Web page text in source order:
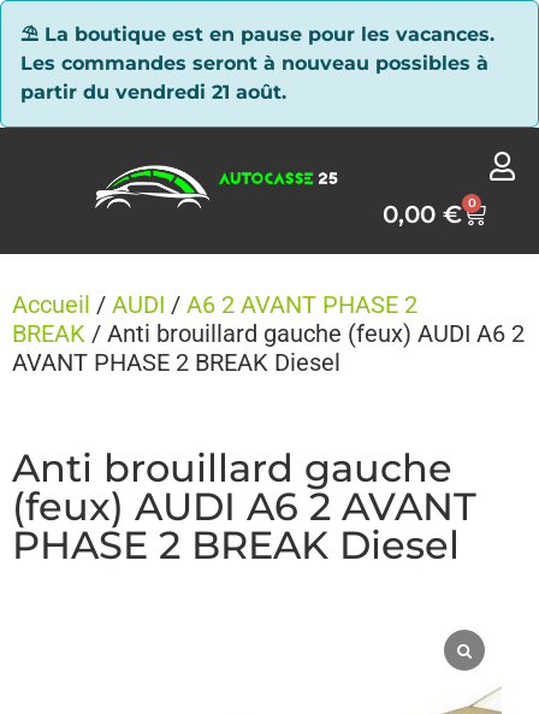
⛱ La boutique est en pause pour les vacances.
Les commandes seront à nouveau possibles à
partir du vendredi 21 août.
0,00€ 0
Accueil / AUDI / A6 2 AVANT PHASE 2
BREAK / Anti brouillard gauche (feux) AUDI A6 2
AVANT PHASE 2 BREAK Diesel
Anti brouillard gauche
(feux) AUDI A6 2 AVANT
PHASE 2 BREAK Diesel
Panneau de gestion des cookies